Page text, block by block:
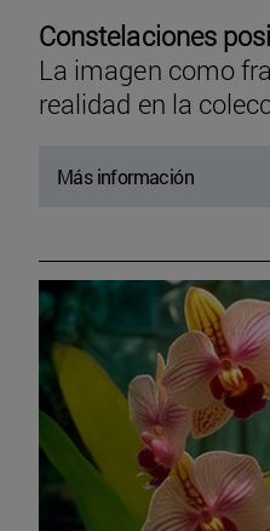
Constelaciones
La imagen como
realidad en la
Más información